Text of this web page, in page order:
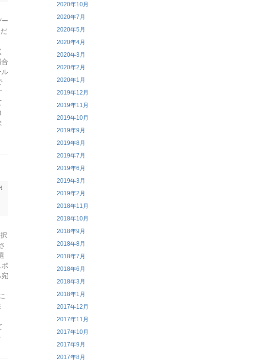
ル
2020年10月
2020年7月
2020年5月
2020年4月
2020年3月
2020年2月
2020年1月
2019年12月
2019年11月
2019年10月
2019年9月
2019年8月
2019年7月
2019年6月
2019年3月
2019年2月
2018年11月
2018年10月
2018年9月
2018年8月
2018年7月
2018年6月
2018年3月
2018年1月
2017年12月
2017年11月
2017年10月
2017年9月
2017年8月